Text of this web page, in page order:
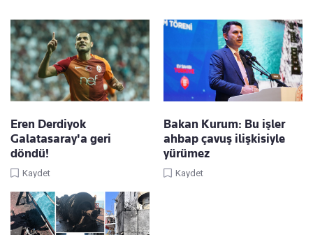
Eren Derdiyok
Galatasaray'a geri
döndü!
Kaydet
Bakan Kurum: Bu işler
ahbap çavuş ilişkisiyle
yürümez
Kaydet